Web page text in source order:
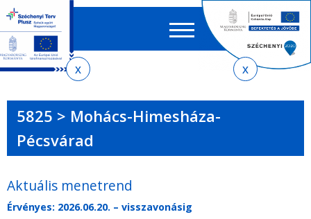
menetrendkeresőhöz
almenühöz
tartalomra
oldaltérképre
EN HU
űrlap
5825 > Mohács-Himesháza-
Pécsvárad
Aktuális menetrend
Érvényes: 2026.06.20. – visszavonásig